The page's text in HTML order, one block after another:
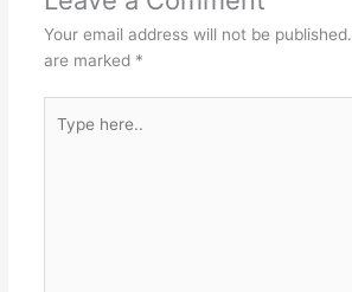
Your email address will not be published.
are marked *
here..